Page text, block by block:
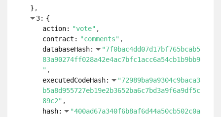
executedCodeHash:
b5a8d955727eb19e2b3652ba6c7bd3a9f6a9df5c
89c2"
hash:
"41903be263a5163698fccb35c7acabd4
38f5753746daee862cebdea540f9a8bf"
logs:
payload: {
author: "florian-glechner"
permlink:
energy-report-may-2026"